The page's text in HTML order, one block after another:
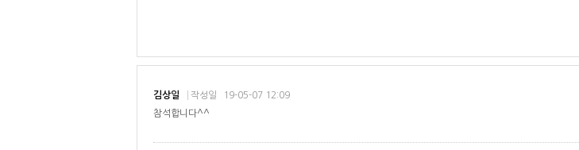
김상일 작성일
19-05-07 12:09
참석합니다^^